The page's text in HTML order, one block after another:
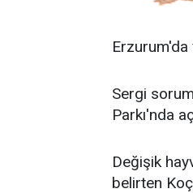
Erzurum'da
Sergi
Parkı'nda
Değişik
belirten